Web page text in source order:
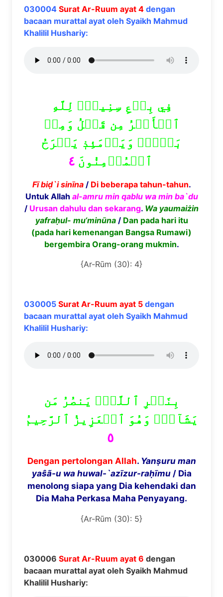
030004 Surat Ar-Ruum ayat 4 dengan
bacaan murattal ayat oleh Syaikh Mahmud
Khalilil Hushariy:
فِي بِضۡعِ سِنِينَۗ لِلَّهِ
ٱلۡأَمۡرُ مِن قَبۡلُ وَمِنۢ
بَعۡدُۚ وَيَوۡمَئِذٖ يَفۡرَحُ
ٱلۡمُؤۡمِنُونَ٤
Fībiḍ`i sinīna/ Di beberapa tahun-tahun.
Untuk Allah al-amru min qablu wa min ba`du
/ Urusan dahulu dan sekarang. Wa yaumaiżin
yafraḥul- mu‘minūna/ Dan pada hari itu
(pada hari kemenangan Bangsa Rumawi)
bergembira Orang-orang mukmin.
{Ar-Rūm (30): 4}
030005 Surat Ar-Ruum ayat 5 dengan
bacaan murattal ayat oleh Syaikh Mahmud
Khalilil Hushariy:
بِنَصۡرِ ٱللَّهِۚ يَنصُرُ مَن
يَشَآءُۖ وَهُوَ ٱلۡعَزِيزُ ٱلرَّحِيمُ
٥
Dengan pertolongan Allah. Yanṣuru man
yaŝã-u wa huwal-`azīzur-raḥīmu/ Dia
menolong siapa yang Dia kehendaki dan
Dia Maha Perkasa Maha Penyayang.
{Ar-Rūm (30): 5}
030006 Surat Ar-Ruum ayat 6 dengan
bacaan murattal ayat oleh Syaikh Mahmud
Khalilil Hushariy: